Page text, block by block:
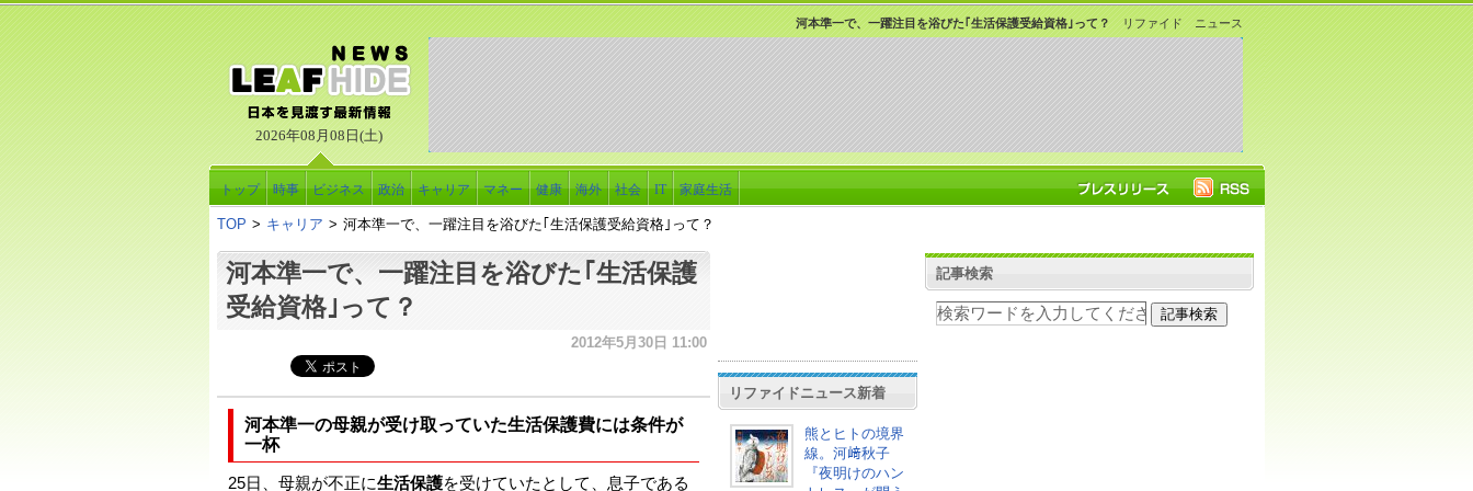
2026年08月08日(土)
リファイド ニュース
河本準一で、一躍注目を浴びた｢生活保護受給資格｣って？
トップ 時事 ビジネス 政治 キャリア マネー 健康 海外 社会 IT 家庭生活
TOP > キャリア > 河本準一で、一躍注目を浴びた｢生活保護受給資格｣って？
河本準一で、一躍注目を浴びた｢生活保護
受給資格｣って？
2012年5月30日 11:00
河本準一の母親が受け取っていた生活保護費には条件が
一杯
25日、母親が不正に生活保護を受けていたとして、息子である
リファイドニュース新着
熊とヒトの境界
線。河﨑秋子
『夜明けのハン
記事検索